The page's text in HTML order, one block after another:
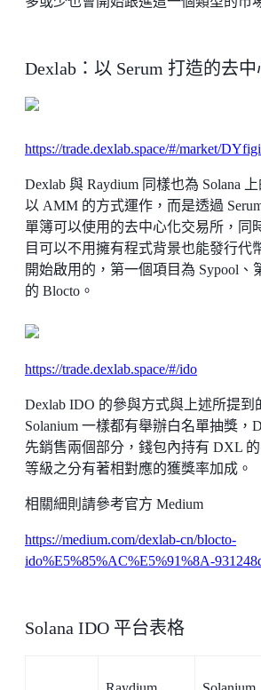
Dexlab：以 Serum 打造的去
https://trade.dexlab.space/#/market/
Dexlab 與 Raydium 同樣也為 Solana
以 AMM 的方式運作，而是透過
單簿可以使用的去中心化交易所，同
目可以不用擁有程式背景也能發行代
開始啟用的，第一個項目為 Sypool
的 Blocto。
https://trade.dexlab.space/#/ido
Dexlab IDO 的參與方式與上述所提
Solanium 一樣都有舉辦白名單抽獎，
先銷售兩個部分，錢包內持有 DXL
等級之分有著相對應的獲獎率加成。
相關細則請參考官方 Medium
https://medium.com/dexlab-cn/blocto-
ido%E5%85%AC%E5%91%8A-
Solana IDO 平台表格